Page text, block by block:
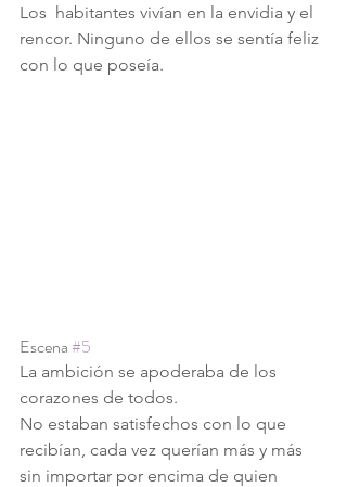
Los  habitantes vivían en la envidia y el
rencor. Ninguno de ellos se sentía feliz
con lo que poseía.
Escena #5
La ambición se apoderaba de los
corazones de todos.
No estaban satisfechos con lo que
recibían, cada vez querían más y más
sin importar por encima de quien